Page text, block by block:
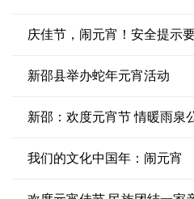
庆佳节，闹元宵！安全提示
新邵县举办蛇年元宵活动
新邵：欢度元宵节 情暖雨泉
我们的文化中国年：闹元宵